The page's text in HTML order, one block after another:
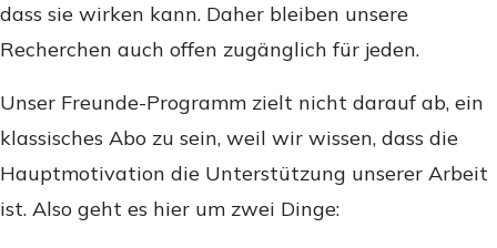
dass sie wirken kann. Daher bleiben unsere
Recherchen auch offen zugänglich für jeden.
Unser Freunde-Programm zielt nicht darauf ab, ein
klassisches Abo zu sein, weil wir wissen, dass die
Hauptmotivation die Unterstützung unserer Arbeit
ist. Also geht es hier um zwei Dinge: